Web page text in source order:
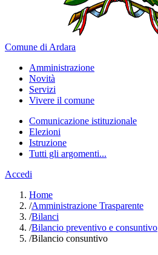
Comune di Ardara
Amministrazione
Novità
Servizi
Vivere il comune
Comunicazione istituzionale
Elezioni
Istruzione
Tutti gli argomenti...
Accedi
Home
/Amministrazione Trasparente
/Bilanci
/Bilancio preventivo e consuntivo
/Bilancio consuntivo